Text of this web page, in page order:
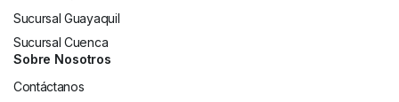
Sucursal Guayaquil
Sucursal Cuenca
Sobre Nosotros
Contáctanos